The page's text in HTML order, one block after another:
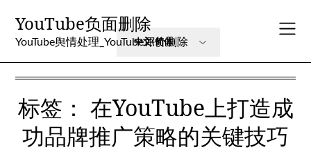
content
YouTube负面删除
YouTube舆情处理_YouTube评价删除
标签： 在YouTube上打造成
功品牌推广策略的关键技巧